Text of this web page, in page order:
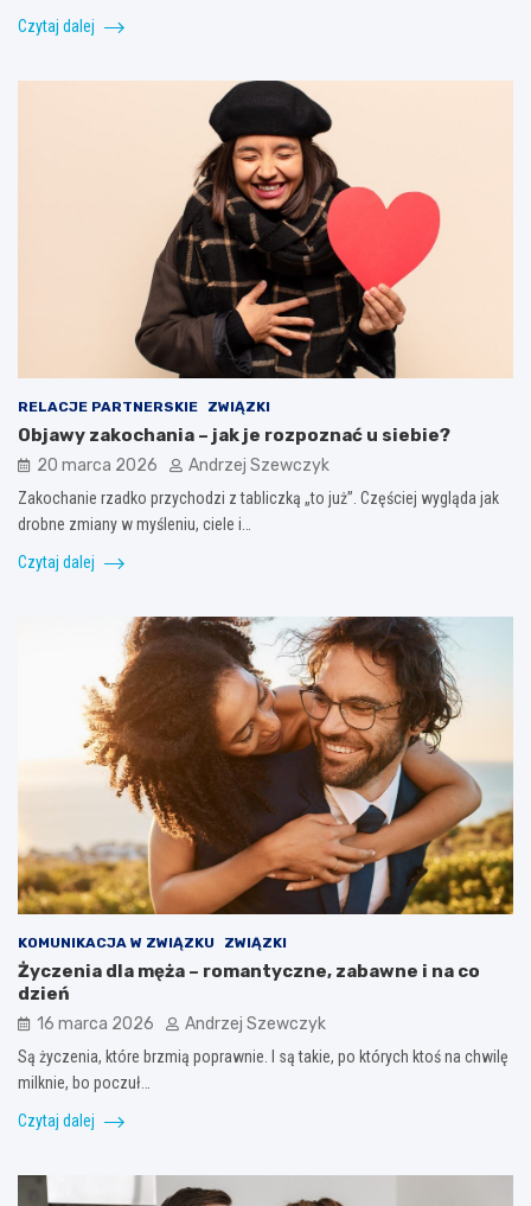
Czytaj dalej
RELACJE PARTNERSKIE ZWIĄZKI
Objawy zakochania – jak je rozpoznać u siebie?
20 marca 2026 Andrzej Szewczyk
Zakochanie rzadko przychodzi z tabliczką „to już”. Częściej wygląda jak
drobne zmiany w myśleniu, ciele i…
Czytaj dalej
KOMUNIKACJA W ZWIĄZKU ZWIĄZKI
Życzenia dla męża – romantyczne, zabawne i na co
dzień
16 marca 2026 Andrzej Szewczyk
Są życzenia, które brzmią poprawnie. I są takie, po których ktoś na chwilę
milknie, bo poczuł…
Czytaj dalej